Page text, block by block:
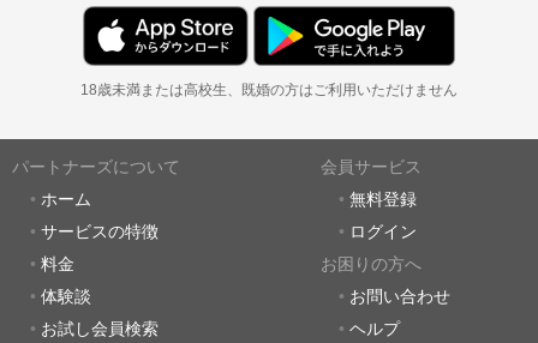
18歳未満または高校生、既婚の方はご利用いただけません
パートナーズについて
ホーム
サービスの特徴
料金
体験談
お試し会員検索
会員サービス
無料登録
ログイン
お困りの方へ
お問い合わせ
ヘルプ